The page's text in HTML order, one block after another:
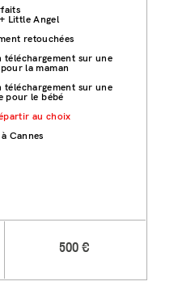
Little Angel
retouchées
téléchargement sur une
la maman
téléchargement sur une
pour le bébé
au choix
Cannes
500 €